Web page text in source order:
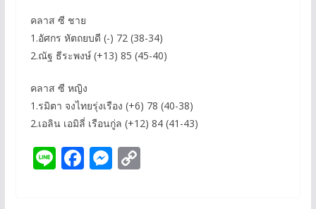
คลาส ซี ชาย
1.อัศกร หัตถยบดี (-) 72 (38-34)
2.ณัฐ ธีระพงษ์ (+13) 85 (45-40)
คลาส ซี หญิง
1.รมิตา จงไทยรุ่งเรือง (+6) 78 (40-38)
2.เอลิน เอมิลี่ เรือนกู่ล (+12) 84 (41-43)
Li F M C